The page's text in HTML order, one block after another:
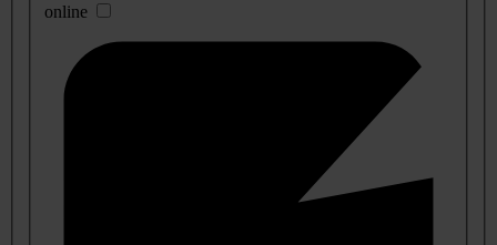
online